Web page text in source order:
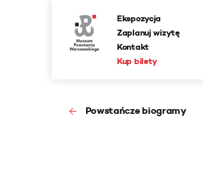
Ekspozycja
Zaplanuj wizytę
Kontakt
Kup bilety
Powstańcze biogramy